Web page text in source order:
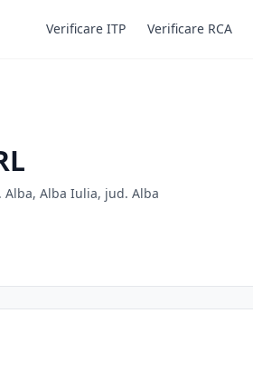
Verificare ITP Verificare RCA
Alba, Alba Iulia, jud. Alba